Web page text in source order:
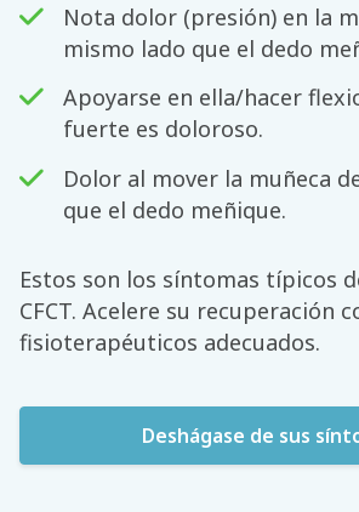
Nota dolor (presión) en la
mismo lado que el dedo
Apoyarse en ella/hacer
fuerte es doloroso.
Dolor al mover la muñeca
que el dedo meñique.
Estos son los síntomas típicos
CFCT. Acelere su recuperación
fisioterapéuticos adecuados.
Deshágase de sus